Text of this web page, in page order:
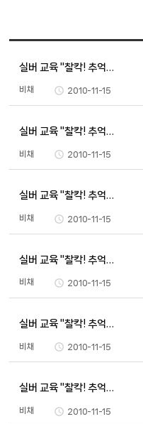
실버 교육 "찰칵! 추억…
비채 2010-11-15
실버 교육 "찰칵! 추억…
비채 2010-11-15
실버 교육 "찰칵! 추억…
비채 2010-11-15
실버 교육 "찰칵! 추억…
비채 2010-11-15
실버 교육 "찰칵! 추억…
비채 2010-11-15
실버 교육 "찰칵! 추억…
비채 2010-11-15